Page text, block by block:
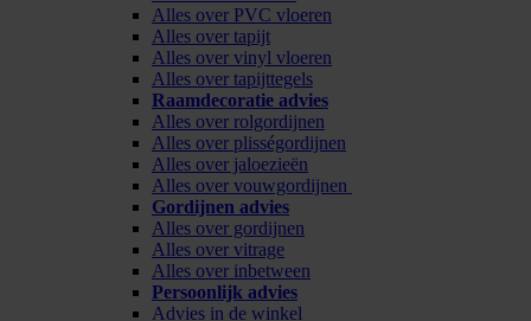
Alles over PVC vloeren
Alles over tapijt
Alles over vinyl vloeren
Alles over tapijttegels
Raamdecoratie advies
Alles over rolgordijnen
Alles over plisségordijnen
Alles over jaloezieën
Alles over vouwgordijnen
Gordijnen advies
Alles over gordijnen
Alles over vitrage
Alles over inbetween
Persoonlijk advies
Advies in de winkel